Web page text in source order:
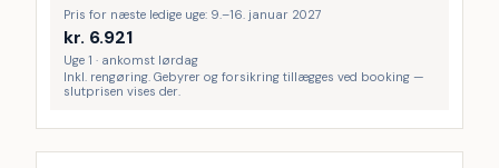
Pris for næste ledige uge: 9.–16. januar 2027
kr. 6.921
Uge 1 · ankomst lørdag
Inkl. rengøring. Gebyrer og forsikring tillægges ved booking —
slutprisen vises der.